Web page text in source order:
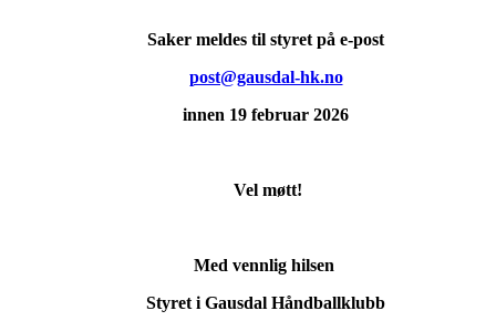
Saker meldes til styret på e-post
post@gausdal-hk.no
innen 19 februar 2026
Vel møtt!
Med vennlig hilsen
Styret i Gausdal Håndballklubb